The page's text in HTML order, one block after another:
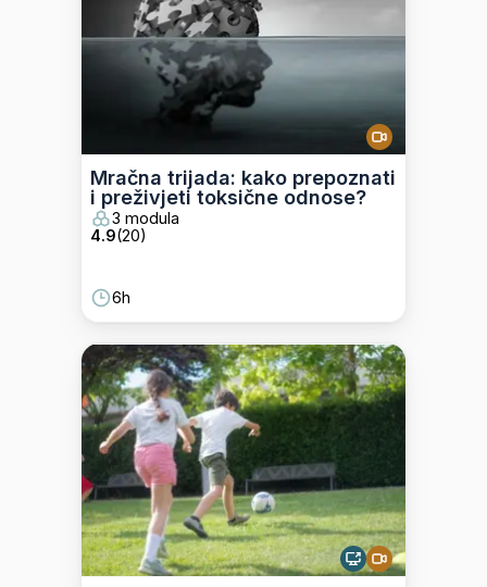
Mračna trijada: kako prepoznati
i preživjeti toksične odnose?
3 modula
4.9(20)
6h